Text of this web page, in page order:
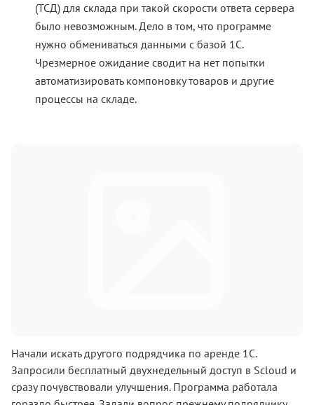
(ТСД) для склада при такой скорости ответа сервера
было невозможным. Дело в том, что программе
нужно обмениваться данными с базой 1С.
Чрезмерное ожидание сводит на нет попытки
автоматизировать компоновку товаров и другие
процессы на складе.
Начали искать другого подрядчика по аренде 1С.
Запросили бесплатный двухнедельный доступ в Scloud и
сразу почувствовали улучшения. Программа работала